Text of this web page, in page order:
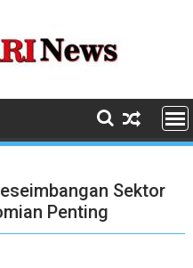
Sektor
Penting